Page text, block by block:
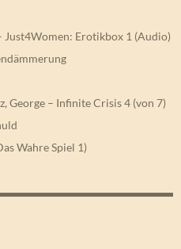
Just4Women: Erotikbox 1 (Audio)
George – Infinite Crisis 4 (von 7)
Wahre Spiel 1)